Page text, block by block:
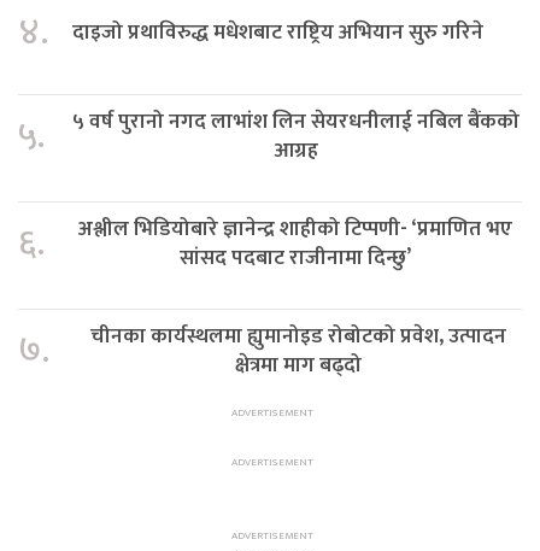
४. दाइजो प्रथाविरुद्ध मधेशबाट राष्ट्रिय अभियान सुरु गरिने
५.
५ वर्ष पुरानो नगद लाभांश लिन सेयरधनीलाई नबिल बैंकको
आग्रह
६.
अश्लील भिडियोबारे ज्ञानेन्द्र शाहीको टिप्पणी- ‘प्रमाणित भए
सांसद पदबाट राजीनामा दिन्छु’
७.
चीनका कार्यस्थलमा ह्युमानोइड रोबोटको प्रवेश, उत्पादन
क्षेत्रमा माग बढ्दो